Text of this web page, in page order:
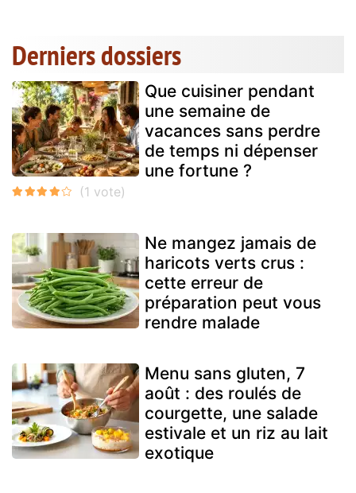
Derniers dossiers
Que cuisiner pendant
une semaine de
vacances sans perdre
de temps ni dépenser
une fortune ?
Ne mangez jamais de
haricots verts crus :
cette erreur de
préparation peut vous
rendre malade
Menu sans gluten, 7
août : des roulés de
courgette, une salade
estivale et un riz au lait
exotique